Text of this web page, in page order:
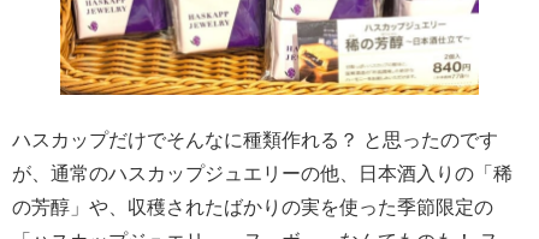
ハスカップだけでそんなに種類作れる？ と思ったのです
が、通常のハスカップジュエリーの他、日本酒入りの「稀
の芳醇」や、収穫されたばかりの実を使った季節限定の